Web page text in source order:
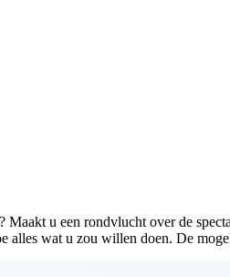
u een rondvlucht over de
alles wat u zou willen doen. De